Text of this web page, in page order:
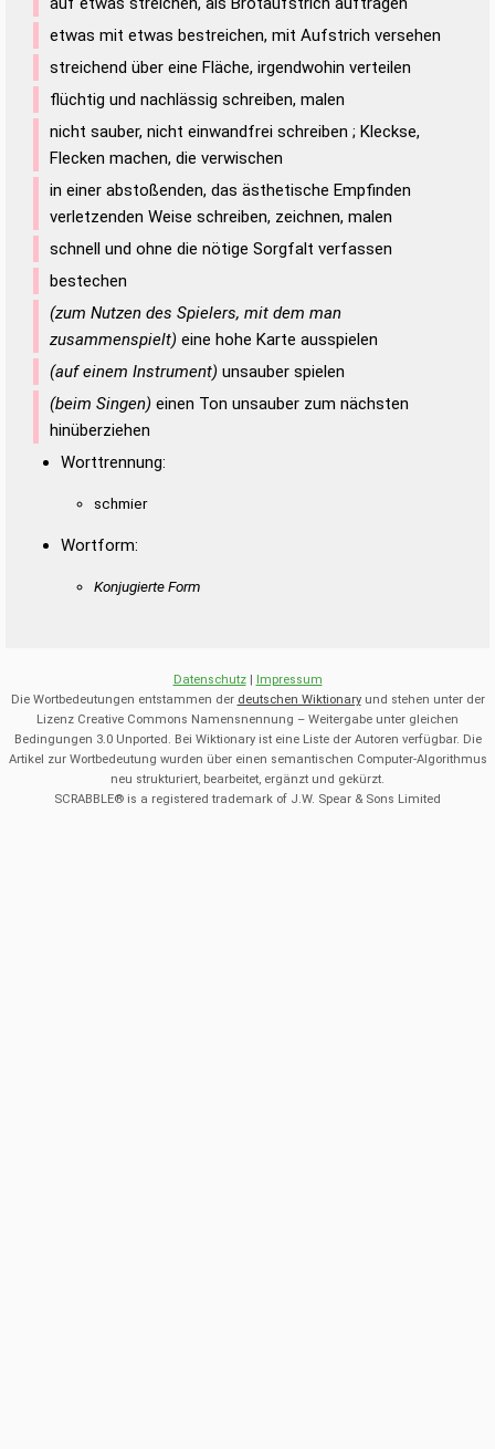
etwas mit etwas bestreichen, mit Aufstrich versehen
streichend über eine Fläche, irgendwohin verteilen
flüchtig und nachlässig schreiben, malen
nicht sauber, nicht einwandfrei schreiben ; Kleckse,
Flecken machen, die verwischen
in einer abstoßenden, das ästhetische Empfinden
verletzenden Weise schreiben, zeichnen, malen
schnell und ohne die nötige Sorgfalt verfassen
bestechen
(zum Nutzen des Spielers, mit dem man
zusammenspielt) eine hohe Karte ausspielen
(auf einem Instrument) unsauber spielen
(beim Singen) einen Ton unsauber zum nächsten
hinüberziehen
Worttrennung:
schmier
Wortform:
Konjugierte Form
Datenschutz| Impressum
Die Wortbedeutungen entstammen der deutschen Wiktionaryund stehen unter der
Lizenz Creative Commons Namensnennung – Weitergabe unter gleichen
Bedingungen 3.0 Unported. Bei Wiktionary ist eine Liste der Autoren verfügbar. Die
Artikel zur Wortbedeutung wurden über einen semantischen Computer-Algorithmus
neu strukturiert, bearbeitet, ergänzt und gekürzt.
SCRABBLE® is a registered trademark of J.W. Spear & Sons Limited